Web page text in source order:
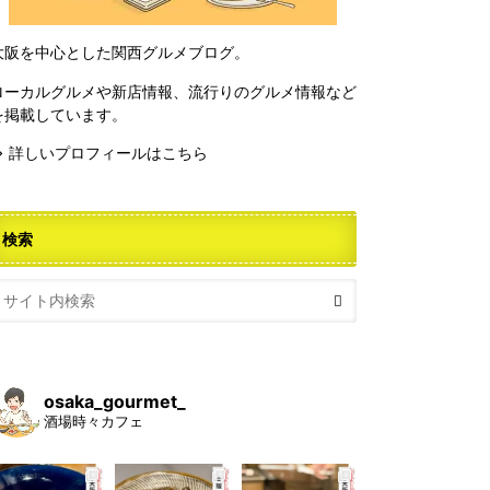
阪を中心とした関西グルメブログ。
ーカルグルメや新店情報、流行りのグルメ情報など
掲載しています。
しいプロフィールはこちら
検索
osaka_gourmet_
酒場時々カフェ